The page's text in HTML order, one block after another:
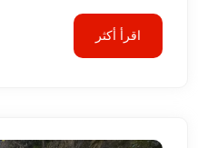
اقرأ أكثر